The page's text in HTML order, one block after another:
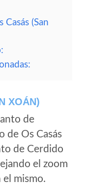
Casás (San
XOÁN)
de
de Os Casás
de Cerdido
el zoom
el mismo.